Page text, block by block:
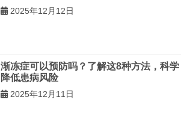
2025年12月12日
渐冻症可以预防吗？了解这8种方法，科学
降低患病风险
2025年12月11日